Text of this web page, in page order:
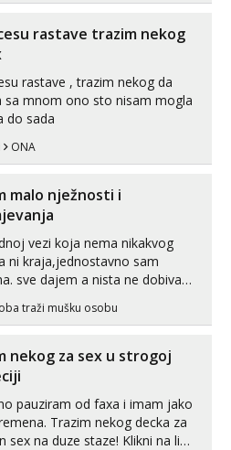
možeš me vidjeti na
rastave trazim nekog
rastave , trazim nekog da
sa mnom ono sto nisam mogla
do sada
ONA
malo nježnosti i
vezi koja nema nikakvog
ni kraja,jednostavno sam
sve dajem a nista ne dobivam
moje potrebe,ne trazim puno
seks i njezne poljupce po
me jako pale,obozavam kad
traži mušku osobu
nekog za sex u strogoj
pauziram od faxa i imam jako
Trazim nekog decka za
na duze staze! Klikni na link